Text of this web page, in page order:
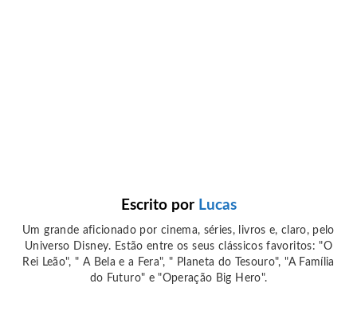
Escrito por Lucas
Um grande aficionado por cinema, séries, livros e, claro, pelo
Universo Disney. Estão entre os seus clássicos favoritos: "O
Rei Leão", " A Bela e a Fera", " Planeta do Tesouro", "A Família
do Futuro" e "Operação Big Hero".